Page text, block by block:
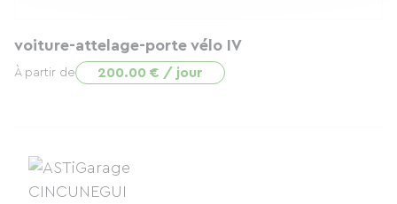
voiture-attelage-porte vélo IV
À partir de 200.00 € / jour